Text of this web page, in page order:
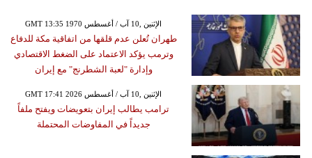
GMT 13:35 1970 الإثنين ,10 آب / أغسطس
طهران تُعلن عدم قلقها من اتفاقية مكة للدفاع
وترمب يؤكد الاعتماد على الضغط الاقتصادي
وإدارة "لعبة الشطرنج" مع إيران
GMT 17:41 2026 الإثنين ,10 آب / أغسطس
ترامب يطالب إيران بتعويضات ويفتح ملفاً
جديداً في المفاوضات المحتملة